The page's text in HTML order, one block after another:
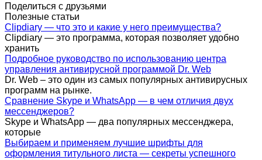
Поделиться с друзьями
Полезные статьи
Clipdiary — что это и какие у него преимущества?
Clipdiary — это программа, которая позволяет удобно
хранить
Подробное руководство по использованию центра
управления антивирусной программой Dr. Web
Dr. Web – это один из самых популярных антивирусных
программ на рынке.
Сравнение Skype и WhatsApp — в чем отличия двух
мессенджеров?
Skype и WhatsApp — два популярных мессенджера,
которые
Выбираем и применяем лучшие шрифты для
оформления титульного листа — секреты успешного